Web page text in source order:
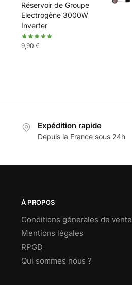
Réservoir de Groupe
Electrogène 3000W
Inverter
9,90 €
Expédition rapide
Depuis la France sous 24h
À PROPOS
Conditions génerales de vente
Mentions légales
RPGD
Qui sommes nous ?